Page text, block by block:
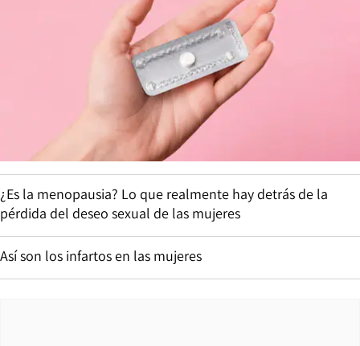
¿Es la menopausia? Lo que realmente hay detrás de la
pérdida del deseo sexual de las mujeres
Así son los infartos en las mujeres